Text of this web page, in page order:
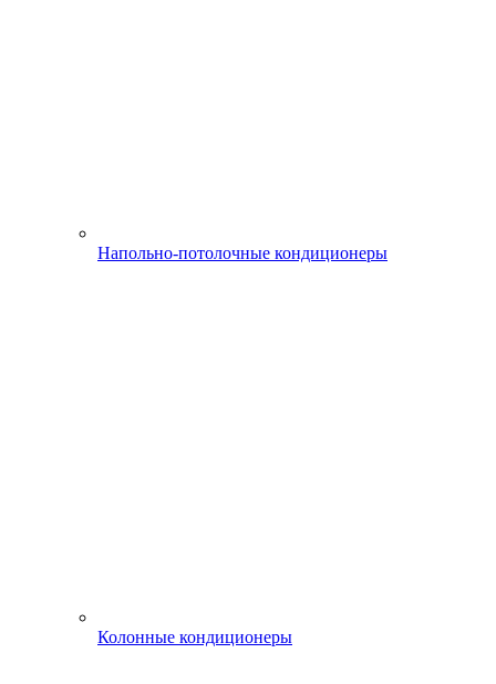
Напольно-потолочные кондиционеры
Колонные кондиционеры